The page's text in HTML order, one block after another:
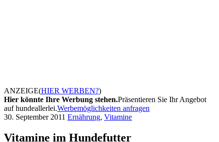
ANZEIGE(HIER WERBEN?)
Hier könnte Ihre Werbung stehen.Präsentieren Sie Ihr Angebot
auf hundeallerlei.Werbemöglichkeiten anfragen
30. September 2011 Ernährung, Vitamine
Vitamine im Hundefutter